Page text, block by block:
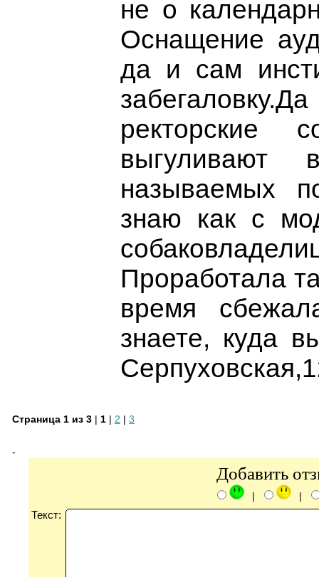
не о
Оснащение
да и сам
ректорские
называемых
знаю как с
Проработала
время
знаете, куда
Страница 1 из 3 | 1 | 2 | 3
-
Добавить
| |
Текст: